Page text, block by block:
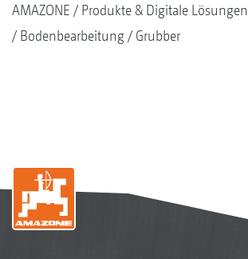
AMAZONE
Produkte & Digitale Lösungen
Bodenbearbeitung
Grubber